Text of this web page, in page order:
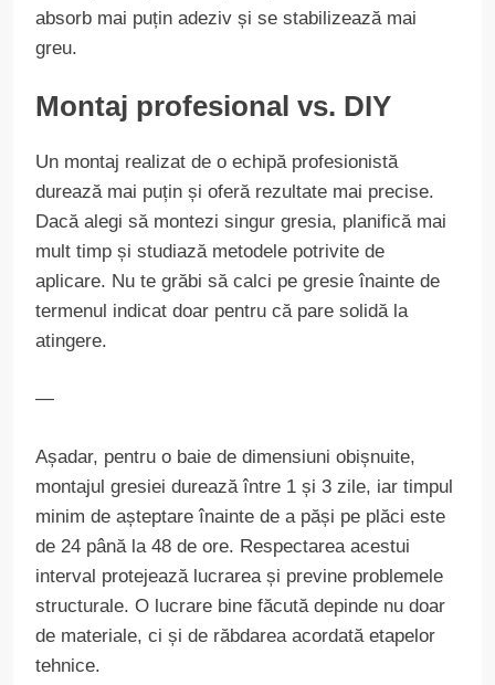
absorb mai puțin adeziv și se stabilizează mai
greu.
Montaj profesional vs. DIY
Un montaj realizat de o echipă profesionistă
durează mai puțin și oferă rezultate mai precise.
Dacă alegi să montezi singur gresia, planifică mai
mult timp și studiază metodele potrivite de
aplicare. Nu te grăbi să calci pe gresie înainte de
termenul indicat doar pentru că pare solidă la
atingere.
—
Așadar, pentru o baie de dimensiuni obișnuite,
montajul gresiei durează între 1 și 3 zile, iar timpul
minim de așteptare înainte de a păși pe plăci este
de 24 până la 48 de ore. Respectarea acestui
interval protejează lucrarea și previne problemele
structurale. O lucrare bine făcută depinde nu doar
de materiale, ci și de răbdarea acordată etapelor
tehnice.